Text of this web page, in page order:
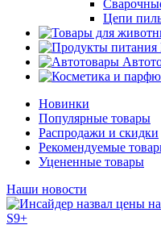
Цепи
Новинки
Популярные товары
Распродажи и скидки
Рекомендуемые
Уцененные товары
Наши новости